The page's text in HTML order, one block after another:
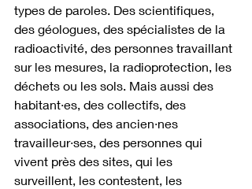
types de paroles. Des scientifiques,
des géologues, des spécialistes de la
radioactivité, des personnes travaillant
sur les mesures, la radioprotection, les
déchets ou les sols. Mais aussi des
habitant·es, des collectifs, des
associations, des ancien·nes
travailleur·ses, des personnes qui
vivent près des sites, qui les
surveillent, les contestent, les